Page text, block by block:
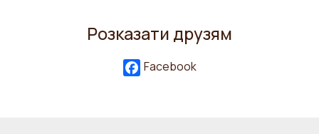
Розказати друзям
Facebook